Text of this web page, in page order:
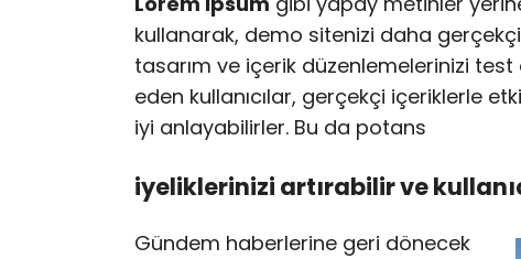
kullanarak, demo sitenizi daha
tasarım ve içerik düzenlemelerinizi test
eden kullanıcılar, gerçekçi içeriklerle
iyi anlayabilirler. Bu da potans
iyeliklerinizi artırabilir ve
Gündem haberlerine geri dönecek